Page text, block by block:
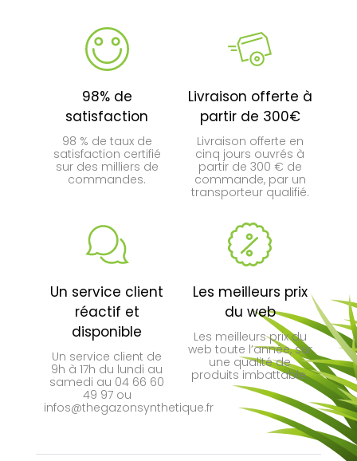
(2 avis)
98% de
satisfaction
98 % de taux de
satisfaction certifié
sur des milliers de
commandes.
Livraison offerte à
partir de 300€
Livraison offerte en
cinq jours ouvrés à
partir de 300 € de
commande, par un
transporteur qualifié.
Un service client
réactif et
disponible
Un service client de
9h à 17h du lundi au
samedi au 04 66 60
49 97 ou
infos@thegazonsynthetique.fr
Les meilleurs prix
du web
Les meilleurs prix du
web toute l’année, sur
une qualité de
produits imbattable.